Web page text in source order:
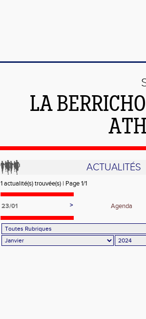
LA
ACTUALITÉS
1 actualité(s) trouvée(s) | Page 1/1
23/01 > Agenda